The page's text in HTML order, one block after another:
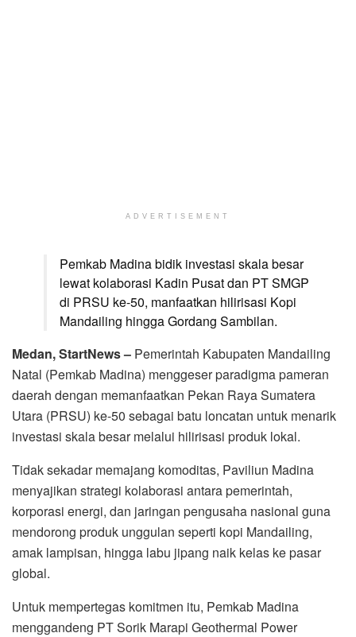
ADVERTISEMENT
Pemkab Madina bidik investasi skala besar
lewat kolaborasi Kadin Pusat dan PT SMGP
di PRSU ke-50, manfaatkan hilirisasi Kopi
Mandailing hingga Gordang Sambilan.
Medan, StartNews – Pemerintah Kabupaten Mandailing
Natal (Pemkab Madina) menggeser paradigma pameran
daerah dengan memanfaatkan Pekan Raya Sumatera
Utara (PRSU) ke-50 sebagai batu loncatan untuk menarik
investasi skala besar melalui hilirisasi produk lokal.
Tidak sekadar memajang komoditas, Paviliun Madina
menyajikan strategi kolaborasi antara pemerintah,
korporasi energi, dan jaringan pengusaha nasional guna
mendorong produk unggulan seperti kopi Mandailing,
amak lampisan, hingga labu jipang naik kelas ke pasar
global.
Untuk mempertegas komitmen itu, Pemkab Madina
menggandeng PT Sorik Marapi Geothermal Power